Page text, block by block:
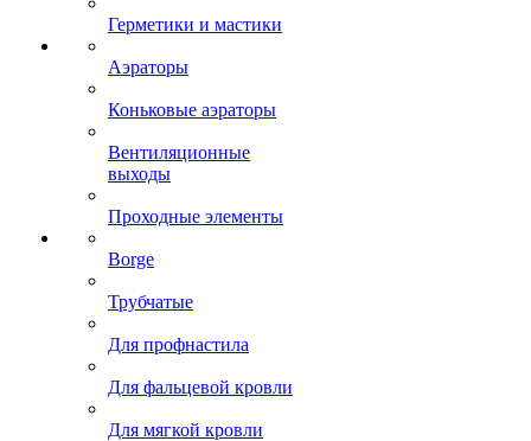
Герметики и мастики
Аэраторы
Коньковые аэраторы
Вентиляционные
выходы
Проходные элементы
Borge
Трубчатые
Для профнастила
Для фальцевой кровли
Для мягкой кровли